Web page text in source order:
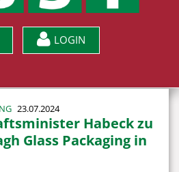
LOGIN
23.07.2024
Habeck zu
Glass Packaging in